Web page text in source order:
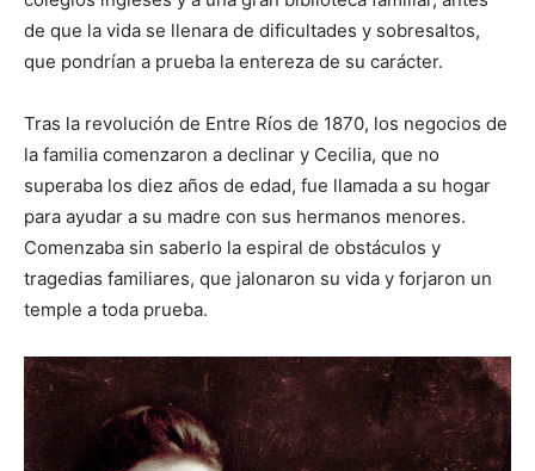
de que la vida se llenara de dificultades y sobresaltos,
que pondrían a prueba la entereza de su carácter.
Tras la revolución de Entre Ríos de 1870, los negocios de
la familia comenzaron a declinar y Cecilia, que no
superaba los diez años de edad, fue llamada a su hogar
para ayudar a su madre con sus hermanos menores.
Comenzaba sin saberlo la espiral de obstáculos y
tragedias familiares, que jalonaron su vida y forjaron un
temple a toda prueba.